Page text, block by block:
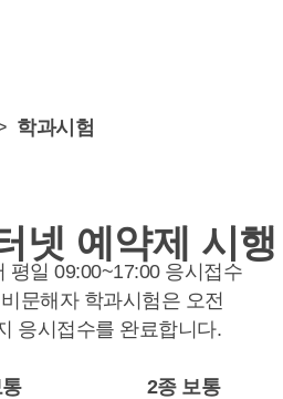
학과시험
넷 예약제 시행
평일 09:00~17:00 응시접수
문해자 학과시험은 오전
응시접수를 완료합니다.
2종 보통